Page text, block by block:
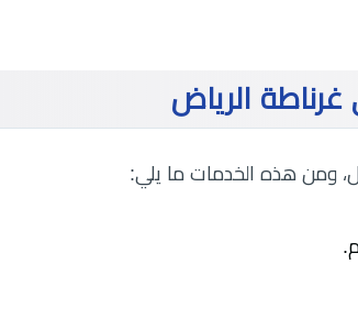
الرياض
ومن هذه الخدمات ما يلي: